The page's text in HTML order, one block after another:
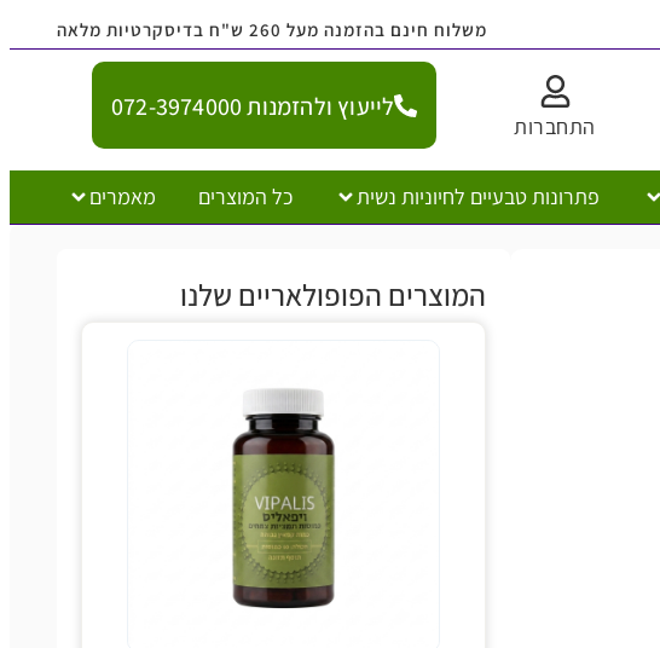
משלוח חינם בהזמנה מעל 260 ש"ח בדיסקרטיות מלאה
לייעוץ ולהזמנות 072-3974000
טבעיים לחיוניות נשית כל המוצרים מאמרים
המוצרים הפופולאריים שלנו